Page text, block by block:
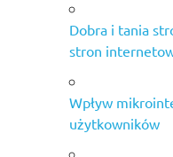
Dobra i tania
stron
Wpływ
użytkowników